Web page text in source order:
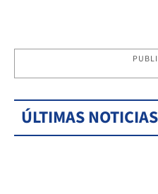
ÚLTIMAS NOTICIAS